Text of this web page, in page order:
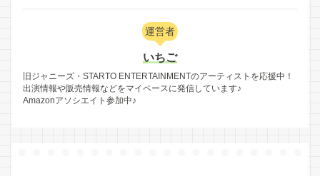
運営者
いちご
旧ジャニーズ・STARTO ENTERTAINMENTのアーティストを応援中！
出演情報や販売情報などをマイペースに発信しています♪
Amazonアソシエイト参加中♪